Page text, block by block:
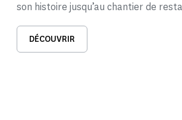
son histoire jusqu’au chantier de
DÉCOUVRIR